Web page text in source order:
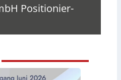
Positionier-